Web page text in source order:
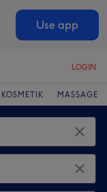
Use app
LOGIN
KOSMETIK MASSAGE